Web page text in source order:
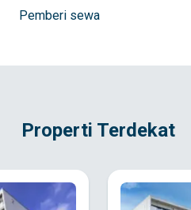
Pemberi sewa
Properti Terdekat